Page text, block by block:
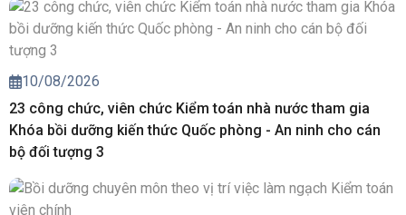
10/08/2026
23 công chức, viên chức Kiểm toán nhà nước tham gia
Khóa bồi dưỡng kiến thức Quốc phòng - An ninh cho cán
bộ đối tượng 3